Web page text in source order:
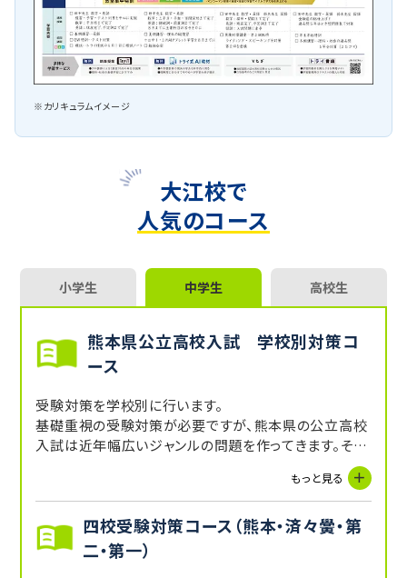
※カリキュラムイメージ
大江校で
人気のコース
小学生 中学生 高校生
熊本県公立高校入試 学校別対策コ
ース
受験対策を学校別に行います。
基礎重視の受験対策が必要ですが、熊本県の公立高校
入試は近年幅広いジャンルの問題を作ってきます。その
ため、どんなパターンの問題にも対応していける力をつ
けるため、マンツーマンで実践力を高めて合格へ導くコ
ースです。
全ての問題を解く必要はないので解き方のテクニックや
試験勉強のやり方を０から徹底指導します。
もっと見る
四校受験対策コース（熊本・済々黌・第
二・第一）